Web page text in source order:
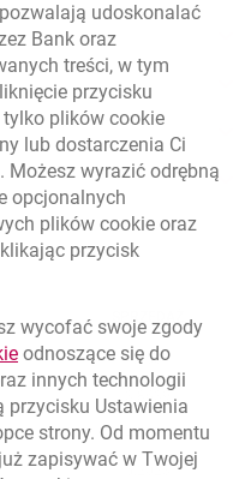
6.08.2026, 12:54:32
SPRZEDAŻ
4.4581
3.8639
4.7696
5.2023
udoskonalać
Bank oraz
treści, w tym
przycisku
tylko plików cookie
lub dostarczenia Ci
Możesz wyrazić odrębną
opcjonalnych
plików cookie oraz
przycisk
wycofać swoje zgody
link otwiera się w nowym
odnoszące się do
innych technologii
przycisku Ustawienia
strony. Od momentu
zapisywać w Twojej